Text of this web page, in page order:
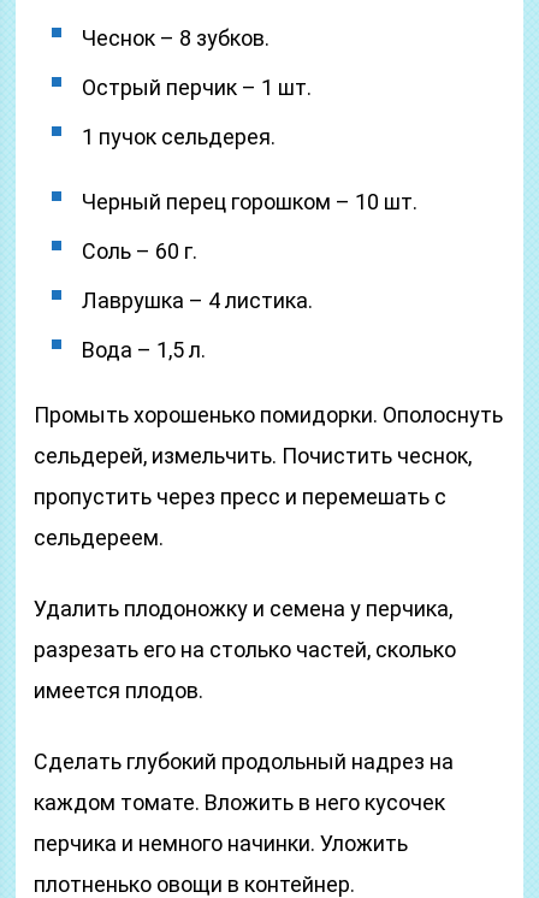
Чеснок – 8 зубков.
Острый перчик – 1 шт.
1 пучок сельдерея.
Черный перец горошком – 10 шт.
Соль – 60 г.
Лаврушка – 4 листика.
Вода – 1,5 л.
Промыть хорошенько помидорки. Ополоснуть
сельдерей, измельчить. Почистить чеснок,
пропустить через пресс и перемешать с
сельдереем.
Удалить плодоножку и семена у перчика,
разрезать его на столько частей, сколько
имеется плодов.
Сделать глубокий продольный надрез на
каждом томате. Вложить в него кусочек
перчика и немного начинки. Уложить
плотненько овощи в контейнер.